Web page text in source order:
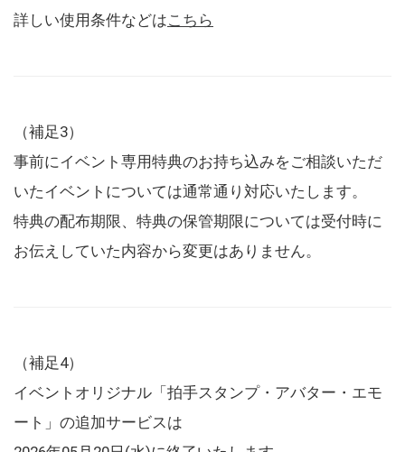
詳しい使用条件などはこちら
（補足3）
事前にイベント専用特典のお持ち込みをご相談いただ
いたイベントについては通常通り対応いたします。
特典の配布期限、特典の保管期限については受付時に
お伝えしていた内容から変更はありません。
（補足4）
イベントオリジナル「拍手スタンプ・アバター・エモ
ート」の追加サービスは